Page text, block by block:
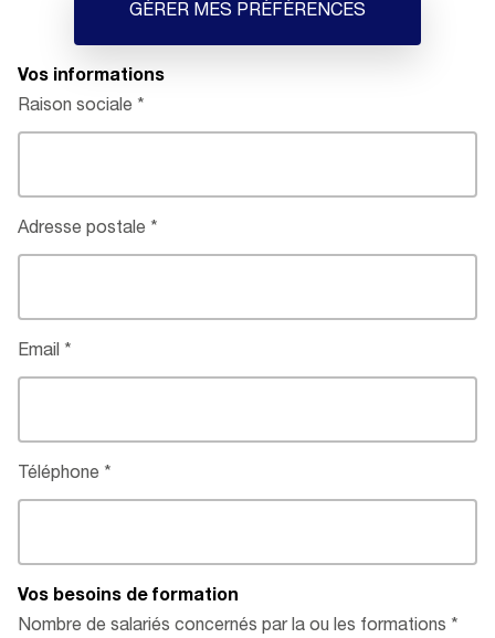
GÉRER MES PRÉFÉRENCES
Vos informations
Raison sociale
Adresse postale
Email
Téléphone
Vos besoins de formation
Nombre de salariés concernés par la ou les formations